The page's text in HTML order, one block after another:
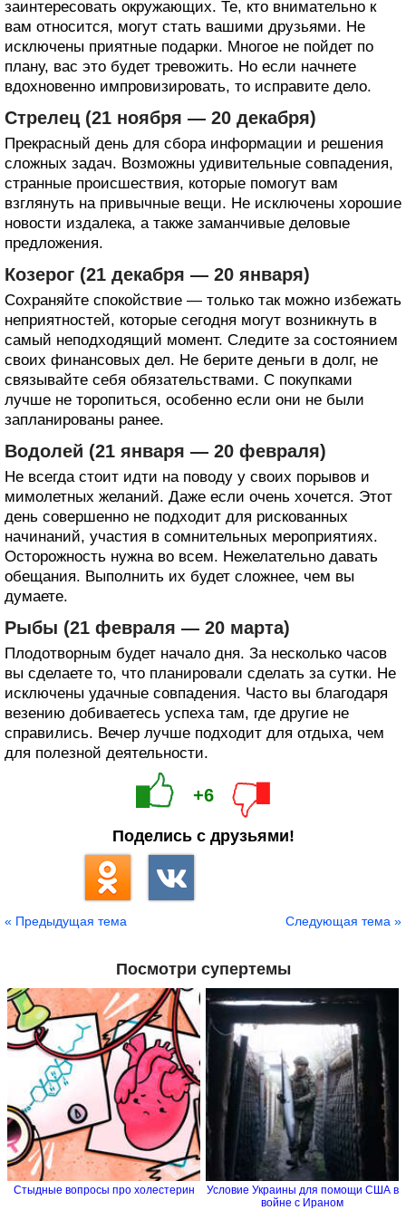
заинтересовать окружающих. Те, кто внимательно к
вам относится, могут стать вашими друзьями. Не
исключены приятные подарки. Многое не пойдет по
плану, вас это будет тревожить. Но если начнете
вдохновенно импровизировать, то исправите дело.
Стрелец (21 ноября — 20 декабря)
Прекрасный день для сбора информации и решения
сложных задач. Возможны удивительные совпадения,
странные происшествия, которые помогут вам
взглянуть на привычные вещи. Не исключены хорошие
новости издалека, а также заманчивые деловые
предложения.
Козерог (21 декабря — 20 января)
Сохраняйте спокойствие — только так можно избежать
неприятностей, которые сегодня могут возникнуть в
самый неподходящий момент. Следите за состоянием
своих финансовых дел. Не берите деньги в долг, не
связывайте себя обязательствами. С покупками
лучше не торопиться, особенно если они не были
запланированы ранее.
Водолей (21 января — 20 февраля)
Не всегда стоит идти на поводу у своих порывов и
мимолетных желаний. Даже если очень хочется. Этот
день совершенно не подходит для рискованных
начинаний, участия в сомнительных мероприятиях.
Осторожность нужна во всем. Нежелательно давать
обещания. Выполнить их будет сложнее, чем вы
думаете.
Рыбы (21 февраля — 20 марта)
Плодотворным будет начало дня. За несколько часов
вы сделаете то, что планировали сделать за сутки. Не
исключены удачные совпадения. Часто вы благодаря
везению добиваетесь успеха там, где другие не
справились. Вечер лучше подходит для отдыха, чем
для полезной деятельности.
+6
Поделись с друзьями!
« Предыдущая тема Следующая тема »
Посмотри супертемы
Стыдные вопросы про холестерин
Условие Украины для помощи США в
войне с Ираном